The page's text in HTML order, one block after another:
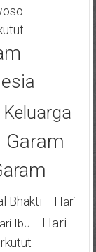
Garam
Bhakti
Hari
Ibu
Hari